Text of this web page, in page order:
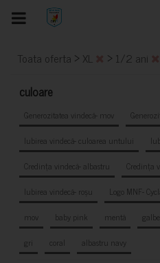
Toata oferta > XL > 1/2 ani
culoare
Generozitatea vindecă- mov
Iubirea vindecă- culoarea untului
Credința vindecă- albastru
Credința
Iubirea vindecă- roșu
Logo MNF-
mov
baby pink mentă
gri
coral albastru navy